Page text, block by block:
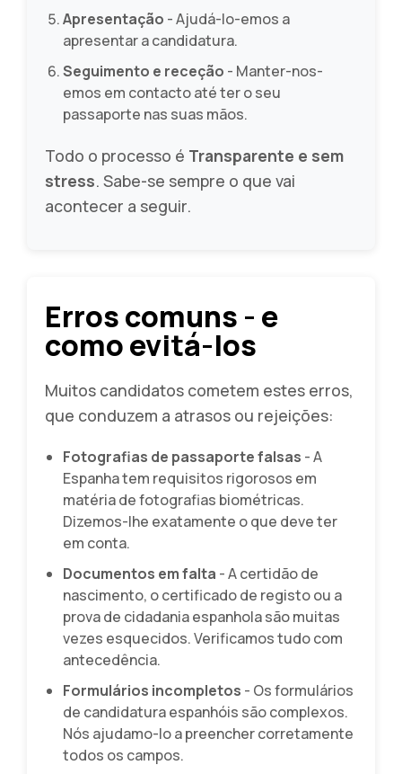
Apresentação - Ajudá-lo-emos a
apresentar a candidatura.
Seguimento e receção - Manter-nos-
emos em contacto até ter o seu
passaporte nas suas mãos.
Todo o processo é Transparente e sem
stress. Sabe-se sempre o que vai
acontecer a seguir.
Erros comuns - e
como evitá-los
Muitos candidatos cometem estes erros,
que conduzem a atrasos ou rejeições:
Fotografias de passaporte falsas - A
Espanha tem requisitos rigorosos em
matéria de fotografias biométricas.
Dizemos-lhe exatamente o que deve ter
em conta.
Documentos em falta - A certidão de
nascimento, o certificado de registo ou a
prova de cidadania espanhola são muitas
vezes esquecidos. Verificamos tudo com
antecedência.
Formulários incompletos - Os formulários
de candidatura espanhóis são complexos.
Nós ajudamo-lo a preencher corretamente
todos os campos.